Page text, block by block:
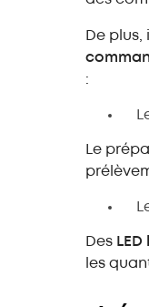
De
:
Le
Des
les